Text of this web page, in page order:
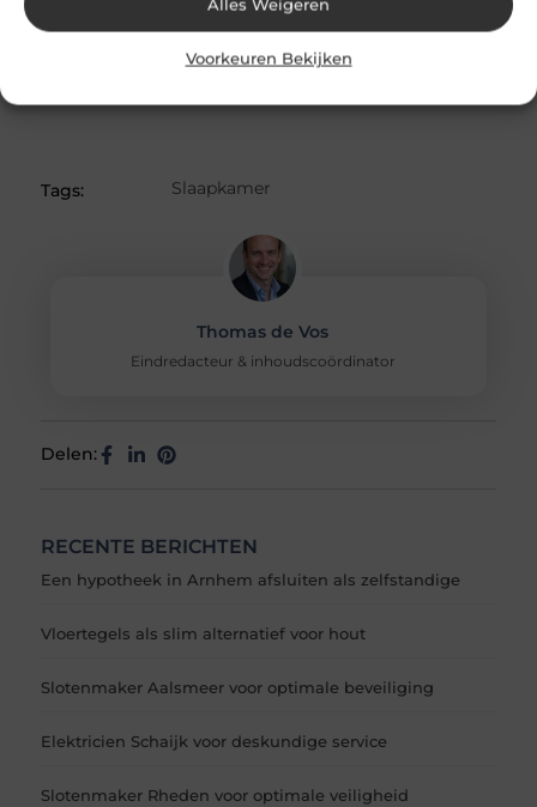
Alles Weigeren
Voorkeuren Bekijken
van de Toyota RAV4 beschikken vanaf modeljaar 2023
nog gemakkelijker in...
Tags: Slaapkamer
Thomas de Vos
Eindredacteur & inhoudscoördinator
Delen:
RECENTE BERICHTEN
Een hypotheek in Arnhem afsluiten als zelfstandige
Vloertegels als slim alternatief voor hout
Slotenmaker Aalsmeer voor optimale beveiliging
Elektricien Schaijk voor deskundige service
Slotenmaker Rheden voor optimale veiligheid